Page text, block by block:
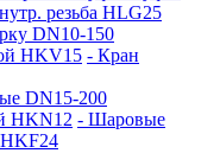
резьба HLG25
DN10-150
HKV15 - Кран
DN15-200
HKN12 - Шаровые